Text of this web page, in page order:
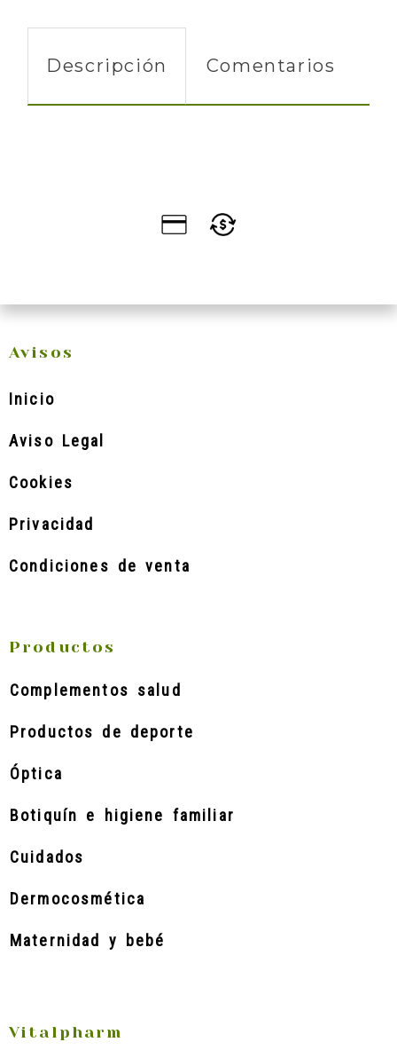
Descripción Comentarios
Avisos
Inicio
Aviso Legal
Cookies
Privacidad
Condiciones de venta
Productos
Complementos salud
Productos de deporte
Óptica
Botiquín e higiene familiar
Cuidados
Dermocosmética
Maternidad y bebé
Vitalpharm